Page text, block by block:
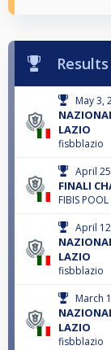
Results
May 3,
LAZIO
fisbblazio
April
FINALI
FIBIS POOL
April
LAZIO
fisbblazio
March
LAZIO
fisbblazio